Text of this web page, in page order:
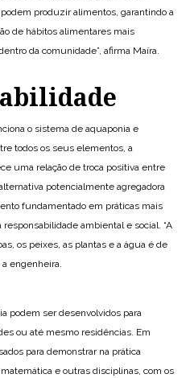
produzir alimentos, garantindo a
de hábitos alimentares mais
da comunidade”, afirma Maíra.
o sistema de aquaponia e
todos os seus elementos, a
uma relação de troca positiva entre
potencialmente agregadora
fundamentado em práticas mais
ambiental e social. “A
os peixes, as plantas e a água é de
a engenheira.
podem ser desenvolvidos para
ou até mesmo residências. Em
para demonstrar na prática
e outras disciplinas, com os